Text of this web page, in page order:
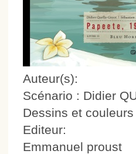
Auteur(s):
Scénario : Didier
Dessins et
Editeur:
Emmanuel proust